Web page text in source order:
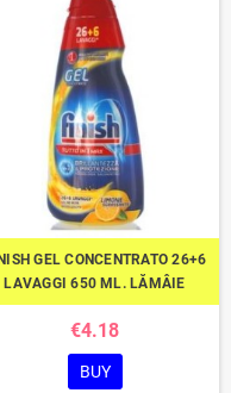
GEL CONCENTRATO 26+6
LAVAGGI 650 ML. LĂMÂIE
€4.18
BUY